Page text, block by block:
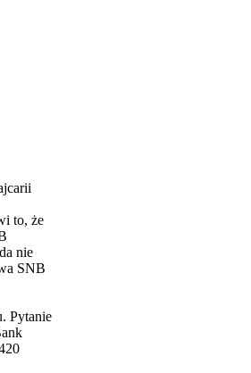
to, że
nie
SNB
Pytanie